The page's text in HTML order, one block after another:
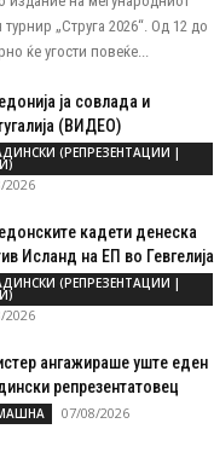
„Струга 2026“. Од 12 до
ќе угости повеќе...
ја совлада и
(ВИДЕО)
(РЕПРЕЗЕНТАЦИИ |
2026
кадети денеска
Исланд на ЕП во Гевгелија
(РЕПРЕЗЕНТАЦИИ |
2026
ангажираше уште еден
репрезентатовец
07/08/2026